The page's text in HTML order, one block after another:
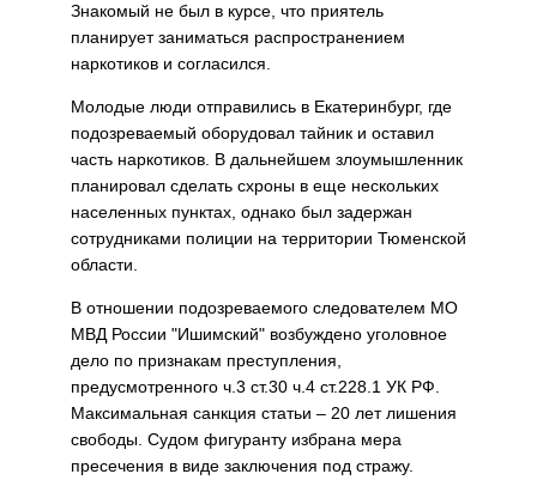
Знакомый не был в курсе, что приятель
планирует заниматься распространением
наркотиков и согласился.
Молодые люди отправились в Екатеринбург, где
подозреваемый оборудовал тайник и оставил
часть наркотиков. В дальнейшем злоумышленник
планировал сделать схроны в еще нескольких
населенных пунктах, однако был задержан
сотрудниками полиции на территории Тюменской
области.
В отношении подозреваемого следователем МО
МВД России "Ишимский" возбуждено уголовное
дело по признакам преступления,
предусмотренного ч.3 ст.30 ч.4 ст.228.1 УК РФ.
Максимальная санкция статьи – 20 лет лишения
свободы. Судом фигуранту избрана мера
пресечения в виде заключения под стражу.